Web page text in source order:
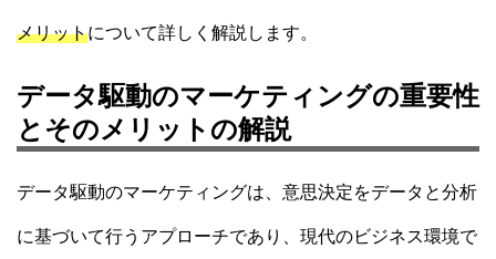
メリットについて詳しく解説します。
データ駆動のマーケティングの重要性
とそのメリットの解説
データ駆動のマーケティングは、意思決定をデータと分析
に基づいて行うアプローチであり、現代のビジネス環境で